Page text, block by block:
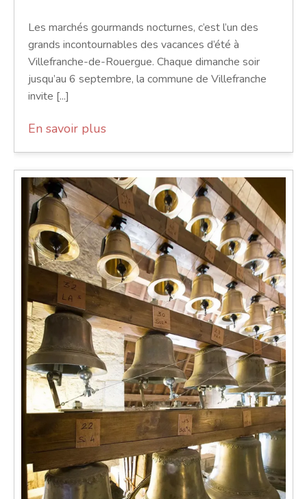
Les marchés gourmands nocturnes, c’est l’un des
grands incontournables des vacances d’été à
Villefranche-de-Rouergue. Chaque dimanche soir
jusqu’au 6 septembre, la commune de Villefranche
invite [...]
En savoir plus